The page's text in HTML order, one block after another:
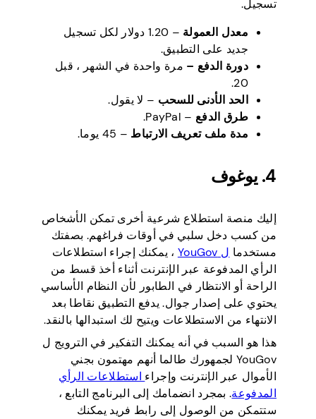
تسجيل.
معدل العمولة
– 1.20 دولار لكل تسجيل
جديد على التطبيق.
دورة الدفع – مرة واحدة في الشهر ، قبل
20.
الحد الأدنى للسحب – لا يقول.
طرق الدفع – PayPal.
مدة ملف تعريف الارتباط – 45 يوما.
4. يوغوف
إليك منصة استطلاع شرعية أخرى تمكن الأشخاص
من كسب دخل سلبي في أوقات فراغهم. بصفتك
مستخدما ل YouGov
، يمكنك إجراء استطلاعات
الرأي المدفوعة عبر الإنترنت أثناء أخذ قسط من
الراحة أو الانتظار في الطابور لأن النظام الأساسي
يحتوي على إصدار جوال. يدفع التطبيق نقاطا بعد
الانتهاء من الاستطلاعات ويتيح لك استبدالها بالنقد.
هذا هو السبب في أنه يمكنك التفكير في الترويج ل
YouGov لجمهورك طالما أنهم مهتمون بجني
الأموال عبر الإنترنت وإجراء استطلاعات الرأي
المدفوعة. بمجرد انضمامك إلى البرنامج التابع ،
ستتمكن من الوصول إلى رابط فريد يمكنك